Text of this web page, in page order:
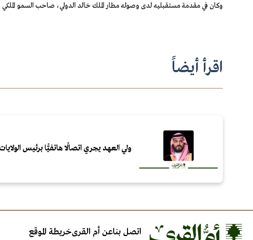
وكان في مقدمة مستقبليه لدى وصوله مطار الملك خالد الدولي، صاحب السمو
اقرأ أيضاً
ولي العهد يجري اتصالًا هاتفيًّا برئيس
اتصل بناعن أم القرىخريطة الموقع